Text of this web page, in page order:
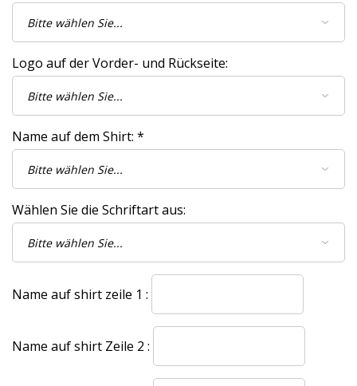
Logo auf der Vorder- und Rückseite:
Name auf dem Shirt: *
Wählen Sie die Schriftart aus:
Name auf shirt zeile 1 :
Name auf shirt Zeile 2 :